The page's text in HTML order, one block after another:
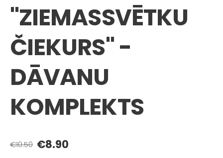
"ZIEMASSVĒTKU
ČIEKURS" -
DĀVANU
KOMPLEKTS
€10.50 €8.90